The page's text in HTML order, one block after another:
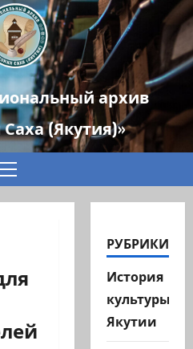
архив
(Якутия)»
Основное
РУБРИКИ
История
культуры
Якутии